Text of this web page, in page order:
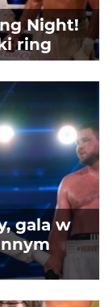
Night!
ring
gala w